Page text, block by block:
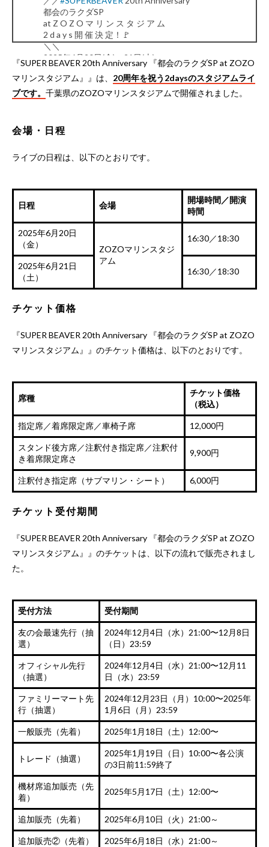
都会のラクダSP
at Z O Z O マ リ ン ス タ ジ ア ム
2 d a y s 開 催 決 定！🚩
＼＼
2025年6月20日(金)、21日(土)
開場：16:30 開演：18:30
🎫先行受付＆公演詳細はこちら！
▶︎https://t.co/XXFmSMhaqN#sb20th
『SUPER BEAVER 20th Anniversary 『都会のラクダSP at ZOZO
マリンスタジアム』』は、 20周年を祝う2daysのスタジアムライ
ブです。 千葉県のZOZOマリンスタジアムで開催されました。
会場・日程
ライブの日程は、以下のとおりです。
日程 会場
開場時間／開演
時間
2025年6月20日
（金）
ZOZOマリンスタジ
アム
16:30／18:30
2025年6月21日
（土）
16:30／18:30
チケット価格
『SUPER BEAVER 20th Anniversary 『都会のラクダSP at ZOZO
マリンスタジアム』』のチケット価格は、以下のとおりです。
席種
チケット価格
（税込）
指定席／着席限定席／車椅子席 12,000円
スタンド後方席／注釈付き指定席／注釈付
き着席限定席さ
9,900円
注釈付き指定席（サブマリン・シート） 6,000円
チケット受付期間
『SUPER BEAVER 20th Anniversary 『都会のラクダSP at ZOZO
マリンスタジアム』』のチケットは、以下の流れで販売されまし
た。
受付方法 受付期間
友の会最速先行（抽
選）
2024年12月4日（水）21:00〜12月8日
（日）23:59
オフィシャル先行
（抽選）
2024年12月4日（水）21:00〜12月11
日（水）23:59
ファミリーマート先
行（抽選）
2024年12月23日（月）10:00〜2025年
1月6日（月）23:59
一般販売（先着） 2025年1月18日（土）12:00〜
トレード（抽選）
2025年1月19日（日）10:00〜各公演
の3日前11:59終了
機材席追加販売（先
着）
2025年5月17日（土）12:00〜
追加販売（先着） 2025年6月10日（火）21:00～
追加販売②（先着） 2025年6月18日（水）21:00～